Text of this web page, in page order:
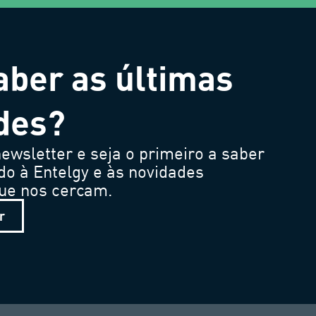
as últimas
e seja o primeiro a saber
à Entelgy e às novidades
nos cercam.